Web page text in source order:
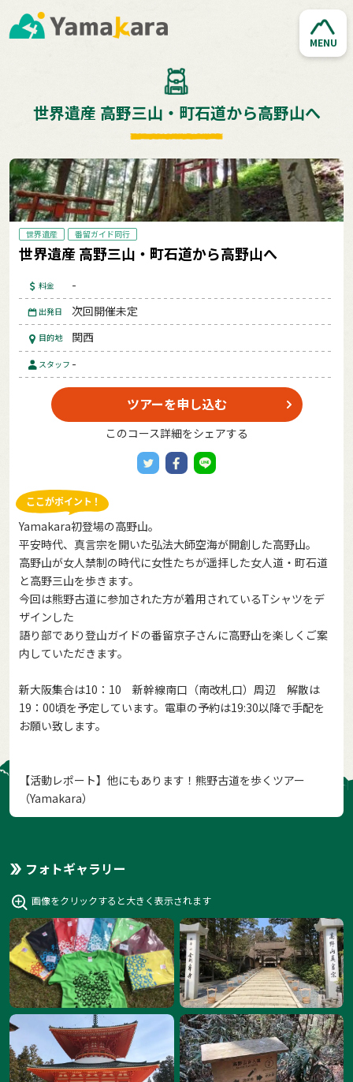
MENU
世界遺産 高野三山・町石道から高野山へ
世界遺産 番留ガイド同行
世界遺産 高野三山・町石道から高野山へ
料金 -
出発日 次回開催未定
目的地 関西
スタッフ -
ツアーを申し込む
このコース詳細をシェアする
Yamakara初登場の高野山。
平安時代、真言宗を開いた弘法大師空海が開創した高野山。
高野山が女人禁制の時代に女性たちが遥拝した女人道・町石道
と高野三山を歩きます。
今回は熊野古道に参加された方が着用されているTシャツをデ
ザインした
語り部であり登山ガイドの番留京子さんに高野山を楽しくご案
内していただきます。
新大阪集合は10：10 新幹線南口（南改札口）周辺 解散は
19：00頃を予定しています。電車の予約は19:30以降で手配を
お願い致します。
【活動レポート】他にもあります！熊野古道を歩くツアー
（Yamakara）
フォトギャラリー
画像をクリックすると大きく表示されます